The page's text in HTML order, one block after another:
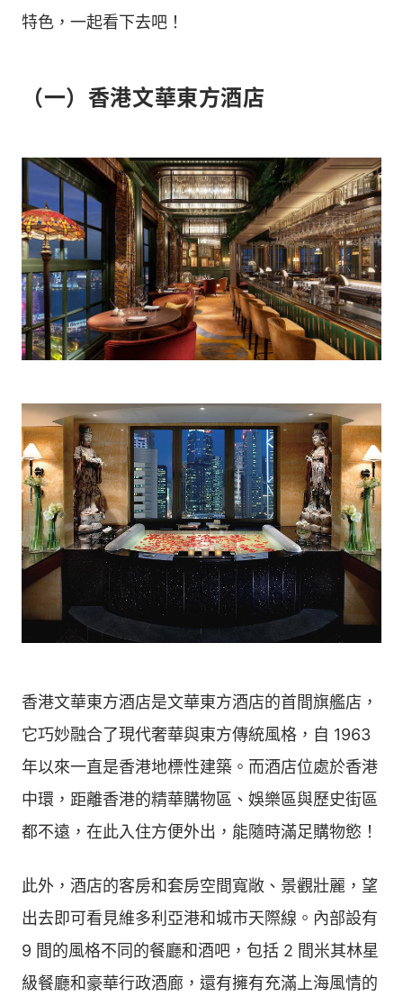
特色，一起看下去吧！
（一）香港文華東方酒店
香港文華東方酒店是文華東方酒店的首間旗艦店，
它巧妙融合了現代奢華與東方傳統風格，自 1963
年以來一直是香港地標性建築。而酒店位處於香港
中環，距離香港的精華購物區、娛樂區與歷史街區
都不遠，在此入住方便外出，能隨時滿足購物慾！
此外，酒店的客房和套房空間寬敞、景觀壯麗，望
出去即可看見維多利亞港和城市天際線。內部設有
9 間的風格不同的餐廳和酒吧，包括 2 間米其林星
級餐廳和豪華行政酒廊，還有擁有充滿上海風情的